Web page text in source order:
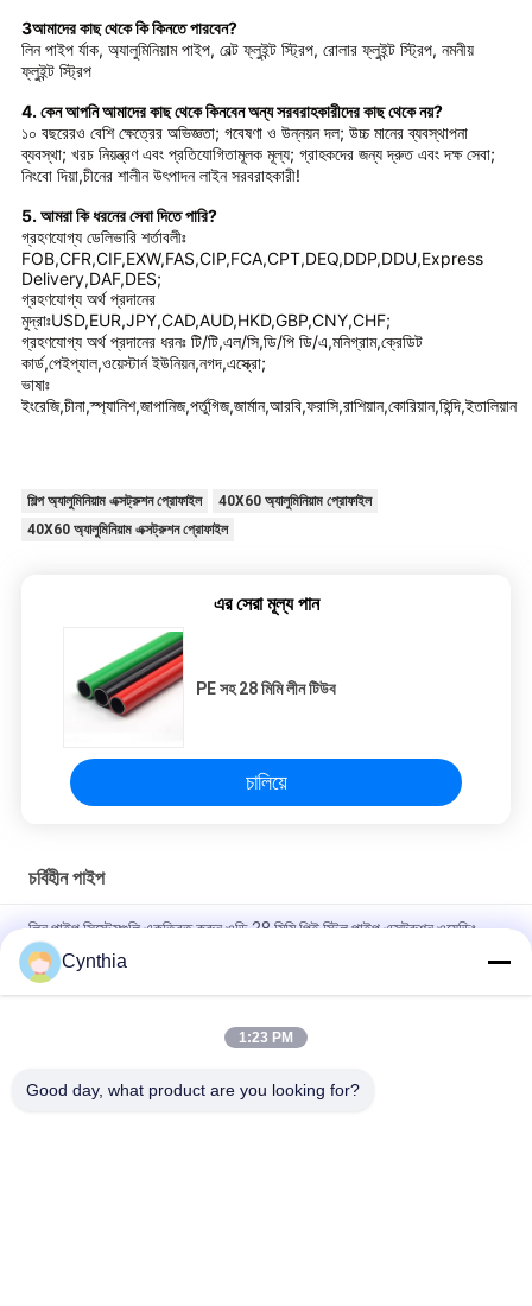
3আমাদের কাছ থেকে কি কিনতে পারবেন?
লিন পাইপ র্যাক, অ্যালুমিনিয়াম পাইপ, বেল্ট ফ্লুইন্ট স্ট্রিপ, রোলার ফ্লুইন্ট স্ট্রিপ, নমনীয়
ফ্লুইন্ট স্ট্রিপ
4. কেন আপনি আমাদের কাছ থেকে কিনবেন অন্য সরবরাহকারীদের কাছ থেকে নয়?
১০ বছরেরও বেশি ক্ষেত্রের অভিজ্ঞতা; গবেষণা ও উন্নয়ন দল; উচ্চ মানের ব্যবস্থাপনা
ব্যবস্থা; খরচ নিয়ন্ত্রণ এবং প্রতিযোগিতামূলক মূল্য; গ্রাহকদের জন্য দ্রুত এবং দক্ষ সেবা;
নিংবো দিয়া,চীনের শালীন উৎপাদন লাইন সরবরাহকারী!
5. আমরা কি ধরনের সেবা দিতে পারি?
গ্রহণযোগ্য ডেলিভারি শর্তাবলীঃ
FOB,CFR,CIF,EXW,FAS,CIP,FCA,CPT,DEQ,DDP,DDU,Express
Delivery,DAF,DES;
গ্রহণযোগ্য অর্থ প্রদানের
মুদ্রাঃUSD,EUR,JPY,CAD,AUD,HKD,GBP,CNY,CHF;
গ্রহণযোগ্য অর্থ প্রদানের ধরনঃ টি/টি,এল/সি,ডি/পি ডি/এ,মনিগ্রাম,ক্রেডিট
কার্ড,পেইপ্যাল,ওয়েস্টার্ন ইউনিয়ন,নগদ,এস্ক্রো;
ভাষাঃ
ইংরেজি,চীনা,স্প্যানিশ,জাপানিজ,পর্তুগিজ,জার্মান,আরবি,ফরাসি,রাশিয়ান,কোরিয়ান,হিন্দি,ইতালিয়ান
শিল্প অ্যালুমিনিয়াম এক্সট্রুশন প্রোফাইল
40X60 অ্যালুমিনিয়াম প্রোফাইল
40X60 অ্যালুমিনিয়াম এক্সট্রুশন প্রোফাইল
এর সেরা মূল্য পান
PE সহ 28 মিমি লীন টিউব
চালিয়ে
চর্বিহীন পাইপ
লিন পাইপ সিস্টেমগুলি একত্রিত করুন ওডি 28 মিমি পিই স্টিল পাইপ এক্সট্রুশন ওয়েল্ডিং
প্রযুক্তি শেলভিং লিন টিউব
কাস্টমাইজযোগ্য দৈর্ঘ্য এবং বেধ সহ উচ্চ মানের আইভরি PE লীন পাইপ
কাস্টমাইজ করুন 28 মিমি লেপা পাইপ প্লাস্টিক লেপা ইস্পাত পাইপ Lean Tube for
Cynthia
1:23 PM
Good day, what product are you looking for?